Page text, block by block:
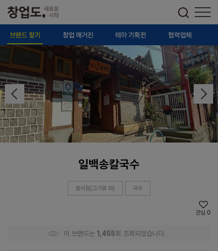
브랜드 찾기 창업 매거진 테마 기획전 협력업체
일백송칼국수
음식점(고기류 외) 국수
관심 0
이 브랜드는 1,455회 조회되었습니다.